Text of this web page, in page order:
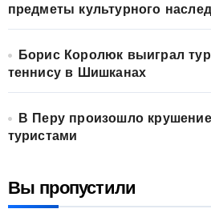
предметы культурного
Борис Королюк выиграл
теннису в Шишканах
В Перу произошло
туристами
Вы пропустили